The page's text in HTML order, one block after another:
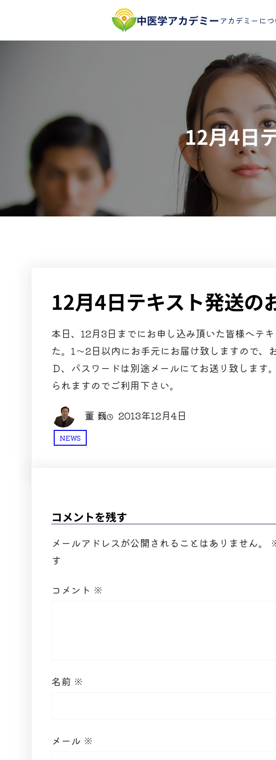
を
中医学アカデミーアカデミーにつ
12月4日
12月4日テキスト発送の
本日、12月3日までにお申し込み頂いた皆様へテ
た。1～2日以内にお手元にお届け致しますので、
Ｄ、パスワードは別途メールにてお送り致します
られますのでご利用下さい。
董 巍 2013年12月4日
NEWS
コメントを残す
メールアドレスが公開されることはありません。
す
コメント ※
名前 ※
メール ※